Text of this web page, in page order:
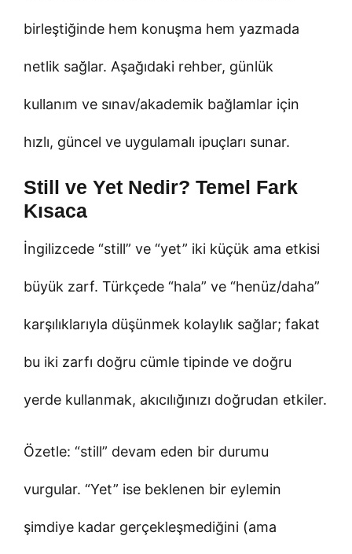
birleştiğinde hem konuşma hem yazmada
netlik sağlar. Aşağıdaki rehber, günlük
kullanım ve sınav/akademik bağlamlar için
hızlı, güncel ve uygulamalı ipuçları sunar.
Still ve Yet Nedir? Temel Fark
Kısaca
İngilizcede “still” ve “yet” iki küçük ama etkisi
büyük zarf. Türkçede “hala” ve “henüz/daha”
karşılıklarıyla düşünmek kolaylık sağlar; fakat
bu iki zarfı doğru cümle tipinde ve doğru
yerde kullanmak, akıcılığınızı doğrudan etkiler.
Özetle: “still” devam eden bir durumu
vurgular. “Yet” ise beklenen bir eylemin
şimdiye kadar gerçekleşmediğini (ama